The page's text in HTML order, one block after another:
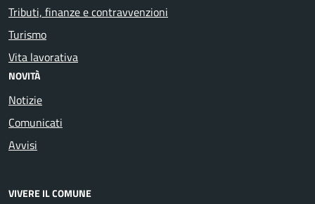
Tributi, finanze e contravvenzioni
Turismo
Vita lavorativa
NOVITÀ
Notizie
Comunicati
Avvisi
VIVERE IL COMUNE